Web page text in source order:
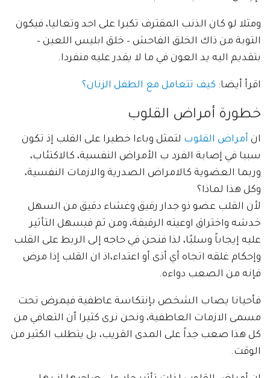
ومثلا لو كان الذنب المقترف تكبرا على احد وتعاليا، فيكون
التوبة من ذاك الخلق الفاحش – خلق ابليس اللعين –
بتقديم اليه يد العون في ما لا يقدر عليه منفردا.
اقرأ أيضا: كيف تتعامل مع الطفل الزنان؟
خطورة أمراض القلوب
ان أمراض القلوب لتمثل وباءا خطيرا على القلب إذ تكون
سببا في إصابة الفرد ب الأمراض النفسية، كالاكتئاب،
وربما العضوية كالامراض الصدرية والازمات النفسية،
وكل هذا لماذا؟
لأن القلب عضو ذو جدار رقيق وغشاء دقيق من السهل
خدشه واختراق اوعيته الرقيقة، ومن ثم فيسهل التأثير
عليه إيجاباً وسلبًا، لذا فنحن في حاجه إلى الربط على القلب
وإحكام غلقه اتجاه أي أذى أو اعتداء،اذ ان القلب إذا مرض
فإنه من الصعب دواءه.
فأحيانا يصاب الشخص بإنتكاسة عاطفية فيمرض تحت
مسمى الازمات العاطفية، ونحن نرى كثيرا أن التعافي من
كل هذا صعب جداً على المدى القريب، بل يتطلب الكثير من
الوقت.